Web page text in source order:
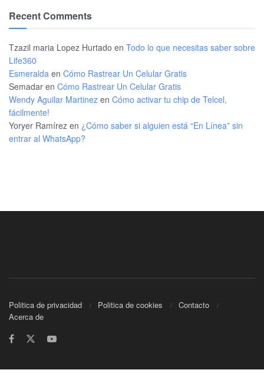
Recent Comments
Tzazil maria Lopez Hurtado en Todo lo que necesitas saber sobre
Life360
Esmeralda en Cómo Rastrear Un Celular Gratis
Semadar en Cómo Rastrear Un Celular Gratis
Wendy Aguilar Martinez en Cómo activar tu chip de Telcel,
fácilmente!
Yoryer Ramírez en ¿Cómo saber si alguien está “En Línea” sin
entrar al WhatsApp?
Politica de privacidad Politica de cookies
Contacto
Acerca de